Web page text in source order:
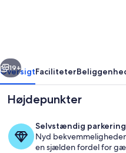
Næste
19+
OversigtFaciliteter
Højdepunkter
Selvstændig
Nyd
en sjælden fordel for